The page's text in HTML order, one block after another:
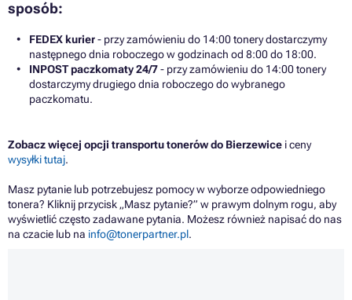
sposób:
FEDEX kurier- przy zamówieniu do 14:00 tonery dostarczymy
następnego dnia roboczego w godzinach od 8:00 do 18:00.
INPOST paczkomaty 24/7- przy zamówieniu do 14:00 tonery
dostarczymy drugiego dnia roboczego do wybranego
paczkomatu.
Zobacz więcej opcji transportu tonerów do Bierzewice i ceny
wysyłki tutaj.
Masz pytanie lub potrzebujesz pomocy w wyborze odpowiedniego
tonera? Kliknij przycisk „Masz pytanie?” w prawym dolnym rogu, aby
wyświetlić często zadawane pytania. Możesz również napisać do nas
na czacie lub na info@tonerpartner.pl.